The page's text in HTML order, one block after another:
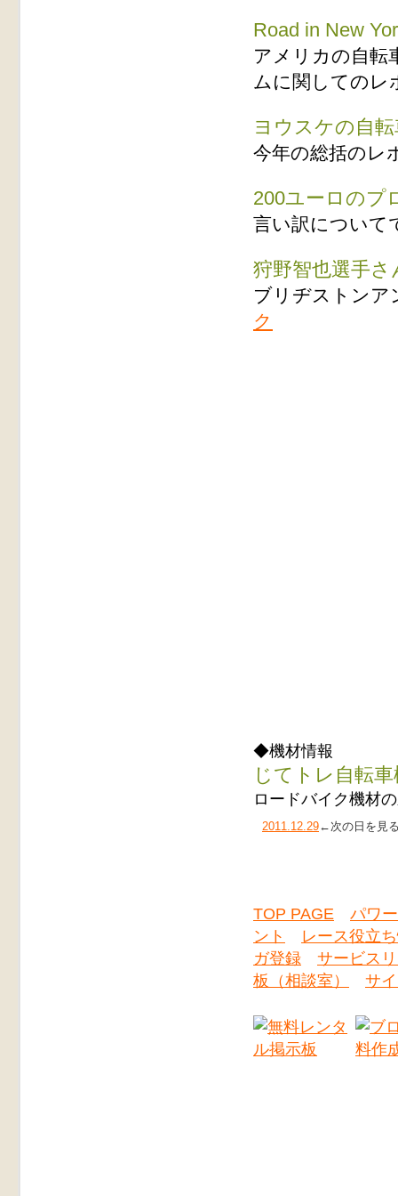
Road in New
アメリカの自転
ムに関しての
ヨウスケの自
今年の総括のレ
200ユーロのプ
言い訳につい
狩野智也選手さ
ブリヂストン
ク
◆機材情報
じてトレ自転
ロードバイク機材
2011.12.29←次の日を見
TOP PAGE
パワ
ント
レース役立
ガ登録
サービス
板（相談室）
サ